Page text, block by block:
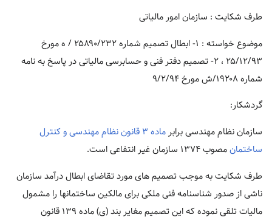
طرف شکایت : سازمان امور مالیاتی
موضوع خواسته : ۱- ابطال تصمیم شماره ۲۵۸۹۰/۲۳۲ / ه مورخ
۲۵/۱۲/۹۳ ، ۲- تصمیم دفتر فنی و حسابرسی مالیاتی در پاسخ به نامه
شماره ۱۹۲۰۸/ش مورخ ۹/۲/۹۴
گردشکار:
سازمان نظام مهندسی برابر
ماده ۳ قانون نظام مهندسی و کنترل
ساختمانمصوب ۱۳۷۴ سازمان غیر انتفاعی است.
طرف شکایت به موجب تصمیم های مورد تقاضای ابطال درآمد سازمان
ناشی از صدور شناسنامه فنی ملکی برای مالکین ساختمانها را مشمول
مالیات تلقی نموده که این تصمیم مغایر بند (ی) ماده ۱۳۹ قانون